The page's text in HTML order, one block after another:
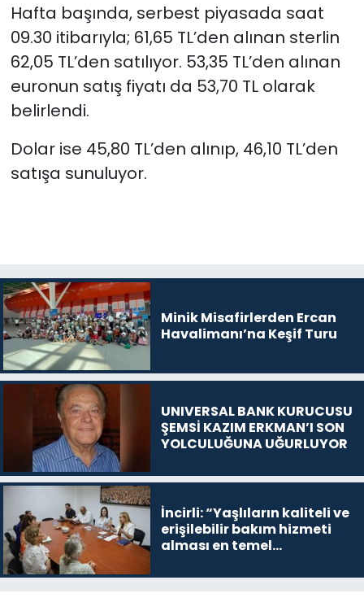
Hafta başında, serbest piyasada saat
09.30 itibarıyla; 61,65 TL’den alınan sterlin
62,05 TL’den satılıyor. 53,35 TL’den alınan
euronun satış fiyatı da 53,70 TL olarak
belirlendi.
Dolar ise 45,80 TL’den alınıp, 46,10 TL’den
satışa sunuluyor.
Minik Misafirlerden Ercan
Havalimanı’na Keşif Turu
UNIVERSAL BANK KURUCUSU
ŞEMSİ KAZIM ERKMAN’I SON
YOLCULUĞUNA UĞURLUYOR
İncirli: “Yaşlıların kaliteli ve
erişilebilir bakım hizmeti
alması en temel
Teknoloji
TÜRKiYE
Video Galeri